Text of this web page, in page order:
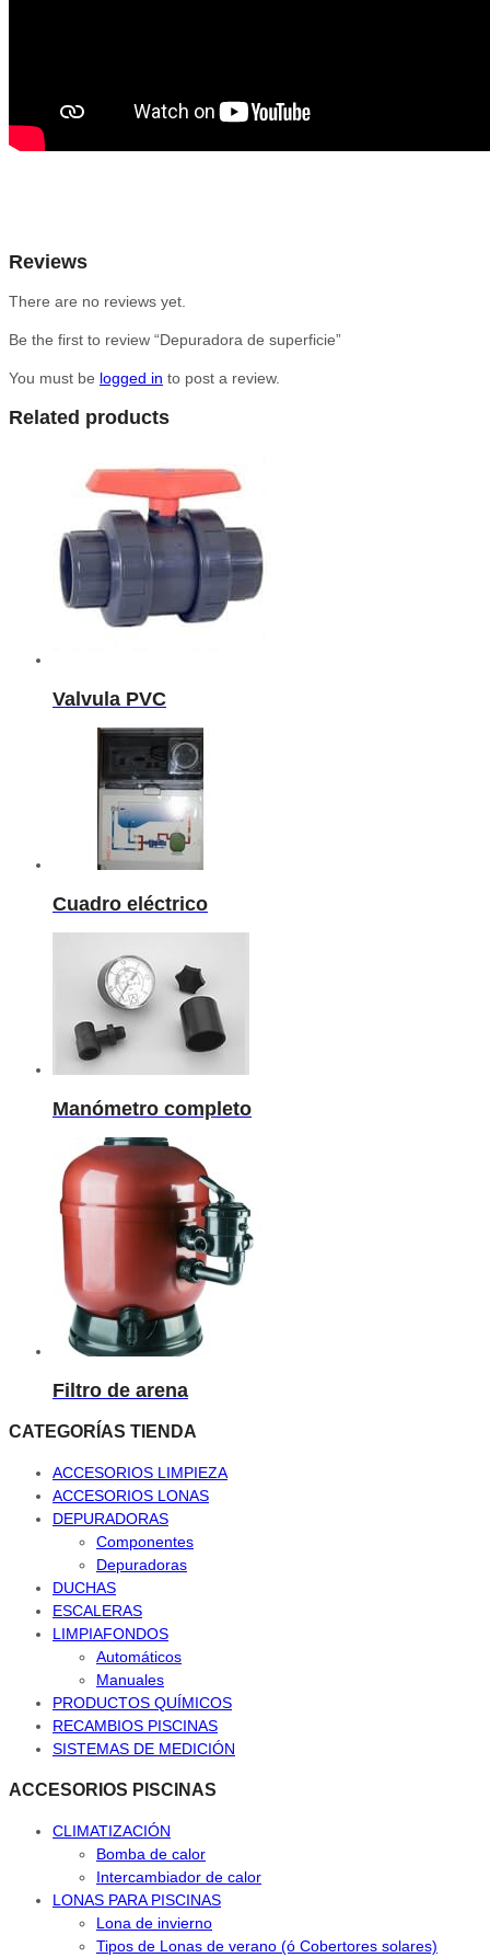
Reviews
There are no reviews yet.
Be the first to review “Depuradora de superficie”
You must be logged in to post a review.
Related products
Valvula PVC
Cuadro eléctrico
Manómetro completo
Filtro de arena
CATEGORÍAS TIENDA
ACCESORIOS LIMPIEZA
ACCESORIOS LONAS
DEPURADORAS
Componentes
Depuradoras
DUCHAS
ESCALERAS
LIMPIAFONDOS
Automáticos
Manuales
PRODUCTOS QUÍMICOS
RECAMBIOS PISCINAS
SISTEMAS DE MEDICIÓN
ACCESORIOS PISCINAS
CLIMATIZACIÓN
Bomba de calor
Intercambiador de calor
LONAS PARA PISCINAS
Lona de invierno
Tipos de Lonas de verano (ó Cobertores solares)